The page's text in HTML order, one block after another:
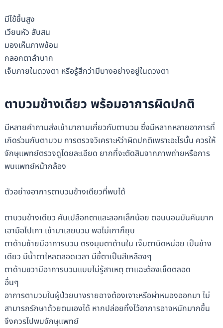
มีไข้ขึ้นสูง
เวียนหัว สับสน
มองเห็นภาพซ้อน
กลอกตาลำบาก
เจ็บภายในดวงตา หรือรู้สึกว่ามีบางอย่างอยู่ในดวงตา
ตาบวมข้างเดียว พร้อมอาการผิดปกติ
มีหลายคำถามส่งเข้ามาถามเกี่ยวกับตาบวม ซึ่งมีหลากหลายอาการที่
เกิดร่วมกับตาบวม การตรวจวิเคราะห์ว่าผิดปกติเพราะอะไรนั้น ควรให้
จักษุแพทย์ตรวจดูโดยละเอียด ยากที่จะตัดสินจากภาพถ่ายหรือการ
พบแพทย์หน้ากล้อง
ตัวอย่างอาการตาบวมข้างเดียวที่พบได้
ตาบวมข้างเดียว คันเปลือกตาและลอกเล็กน้อย ตอนนอนมันคันมาก
เอามือไปเกา เช้ามาเลยบวม พอไม่เกาก็ยุบ
ตาด้านซ้ายมีอาการบวม ตรงมุมตาด้านใน เจ็บตานิดหน่อย เป็นข้าง
เดียว มีน้ำตาไหลตลอดเวลา มีขี้ตาเป็นสีเหลืองๆ
ตาด้านขวามีอาการบวมแบบไม่รู้สาเหตุ ตาแฉะต้องเช็ดตลอด
อื่นๆ
อาการตาบวมในผู้ป่วยบางรายอาจต้องเจาะหรือผ่าหนองออกมา ไม่
สามารถรักษาด้วยตนเองได้ หากปล่อยทิ้งไว้อาการอาจหนักมากขึ้น
จึงควรไปพบจักษุแพทย์